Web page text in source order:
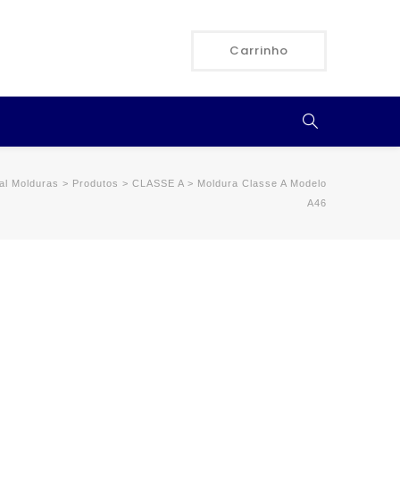
Carrinho
Molduras > Produtos > CLASSE A > Moldura Classe A Modelo
A46